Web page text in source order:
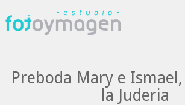
Preboda Mary e
la Juderia